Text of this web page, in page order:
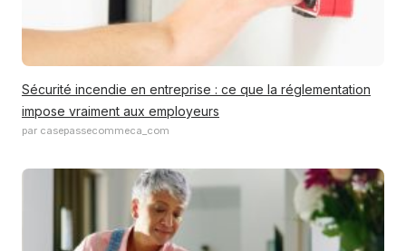
Sécurité incendie en entreprise : ce que la réglementation
impose vraiment aux employeurs
par casepassecommeca_com